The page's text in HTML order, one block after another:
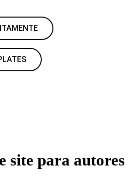
site para autores